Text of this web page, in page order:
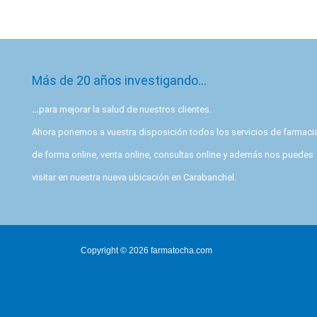
Más de 20 años investigando…
…para mejorar la salud de nuestros clientes.
Ahora ponemos a vuestra disposición todos los servicios de
de forma online, venta online, consultas online y además nos puedes
visitar en nuestra nueva ubicación en Carabanchel.
Copyright © 2026 farmatocha.com